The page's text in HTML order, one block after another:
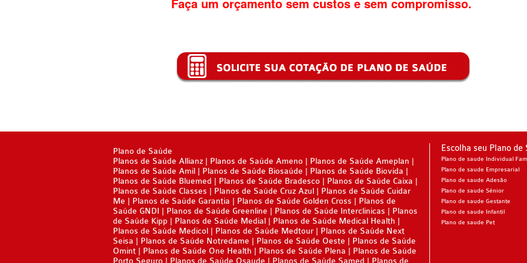
Plano de Saúde
Planos de Saúde Allianz
Planos de Saúde Ameno
Planos de Saúde Ameplan
Planos de Saúde Amil
Planos de Saúde Biosaúde
Planos de Saúde Biovida
Planos de Saúde Bluemed
Planos de Saúde Bradesco
Planos de Saúde Caixa
Planos de Saúde Classes
Planos de Saúde Cruz Azul
Planos de Saúde Cuidar
Me
Planos de Saúde Garantia Planos de Saúde Golden Cross
Planos de
Saúde GNDI
Planos de Saúde Greenline Planos de Saúde Interclinicas
Planos
de Saúde Kipp
Planos de Saúde Medial
Planos de Saúde Medical Health
Planos de Saúde Medicol
Planos de Saúde Medtour
Planos de Saúde Next
Seisa
Planos de Saúde Notredame Planos de Saúde Oeste
Planos de Saúde
Omint
Planos de Saúde One Health Planos de Saúde Plena
Planos de Saúde
Porto Seguro
Planos de Saúde Qsaude Planos de Saúde Samed Planos de
Escolha seu Plano de
Plano de saude Individual
Plano de saude Empresarial
Plano de saude Adesão
Plano de saude Sênior
Plano de saude Gestante
Plano de saude Infantil
Plano de saude Pet